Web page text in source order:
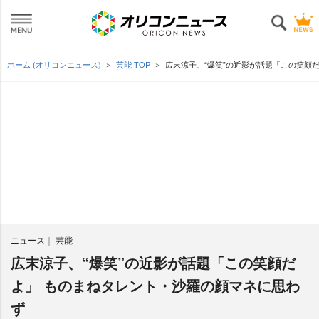
ホーム (オリコンニュース) 芸能 TOP 広末涼子、“爆笑”の近影が話題「この笑
ニュース 芸能
広末涼子、“爆笑”の近影が話題「この笑顔だ
よ」 ものまねタレント・沙羅の顔マネに思わ
ず